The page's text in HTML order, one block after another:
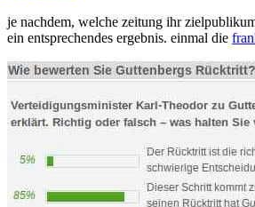
je nachdem, welche zeitung ihr
ein entsprechendes ergebnis. einmal die